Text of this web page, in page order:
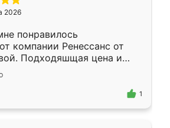
2026
понравилось
компании Ренессанс от
Подходяшщая цена и
изготовления. Приехавший
Владислав
эскизу самый
1